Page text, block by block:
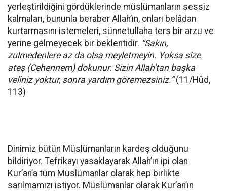
yerleştirildiğini gördüklerinde müslümanların sessiz
kalmaları, bununla beraber Allah’ın, onları belâdan
kurtarmasını istemeleri, sünnetullaha ters bir arzu ve
yerine gelmeyecek bir beklentidir. “Sakın,
zulmedenlere az da olsa meyletmeyin. Yoksa size
ateş (Cehennem) dokunur. Sizin Allah'tan başka
velîniz yoktur, sonra yardım göremezsiniz.”(11/Hûd,
113)
Dinimiz bütün Müslümanların kardeş olduğunu
bildiriyor. Tefrikayı yasaklayarak Allah’ın ipi olan
Kur’an’a tüm Müslümanlar olarak hep birlikte
sarılmamızı istiyor. Müslümanlar olarak Kur’an’ın